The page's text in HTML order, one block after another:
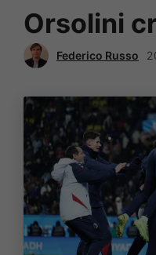
Orsolini
Federico Russo